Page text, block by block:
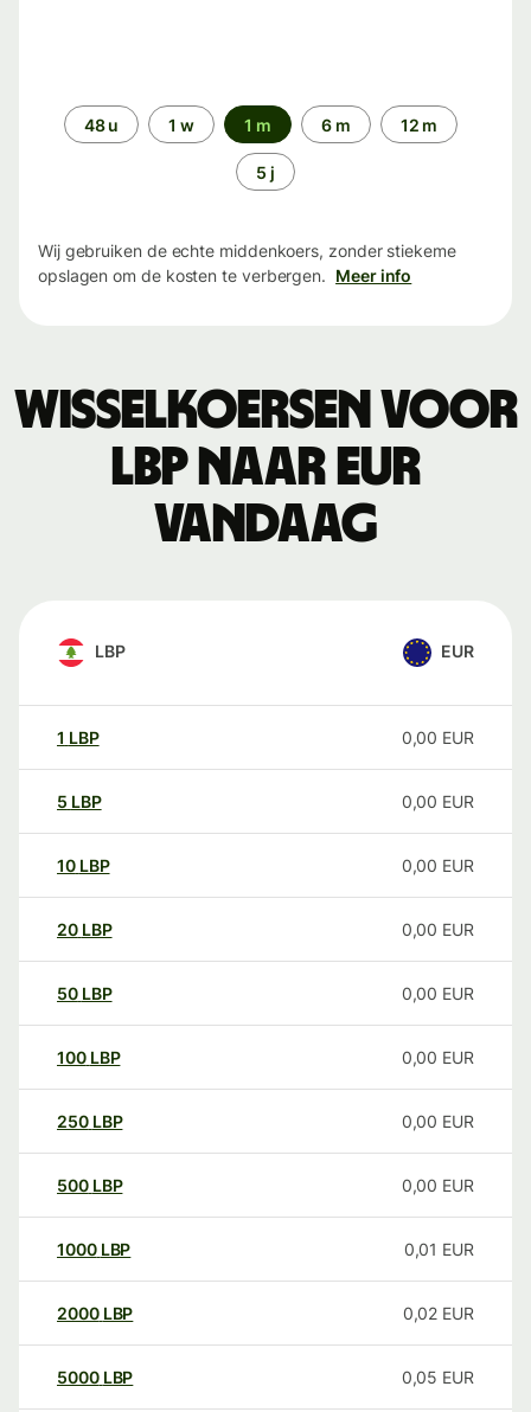
Periode48 u 1 w 1 m 6 m 12 m
5 j
Wij gebruiken de echte middenkoers, zonder stiekeme
opslagen om de kosten te verbergen. Meer info
Wisselkoersen voor
LBP naar EUR
vandaag
LBP EUR
1 LBP 0,00 EUR
5 LBP 0,00 EUR
10 LBP 0,00 EUR
20 LBP 0,00 EUR
50 LBP 0,00 EUR
100 LBP 0,00 EUR
250 LBP 0,00 EUR
500 LBP 0,00 EUR
1000 LBP 0,01 EUR
2000 LBP 0,02 EUR
5000 LBP 0,05 EUR